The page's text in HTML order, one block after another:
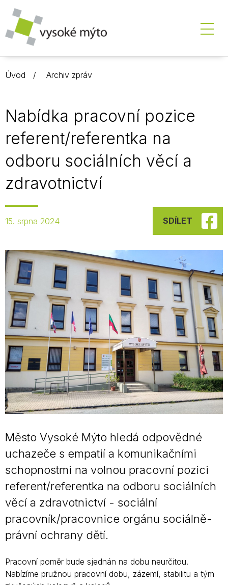
Úvod Archiv zpráv
Nabídka pracovní pozice
referent/referentka na
odboru sociálních věcí a
zdravotnictví
15. srpna 2024 SDÍLET
Město Vysoké Mýto hledá odpovědné
uchazeče s empatií a komunikačními
schopnostmi na volnou pracovní pozici
referent/referentka na odboru sociálních
věcí a zdravotnictví - sociální
pracovník/pracovnice orgánu sociálně-
právní ochrany dětí.
Pracovní poměr bude sjednán na dobu neurčitou.
Nabízíme pružnou pracovní dobu, zázemí, stabilitu a tým